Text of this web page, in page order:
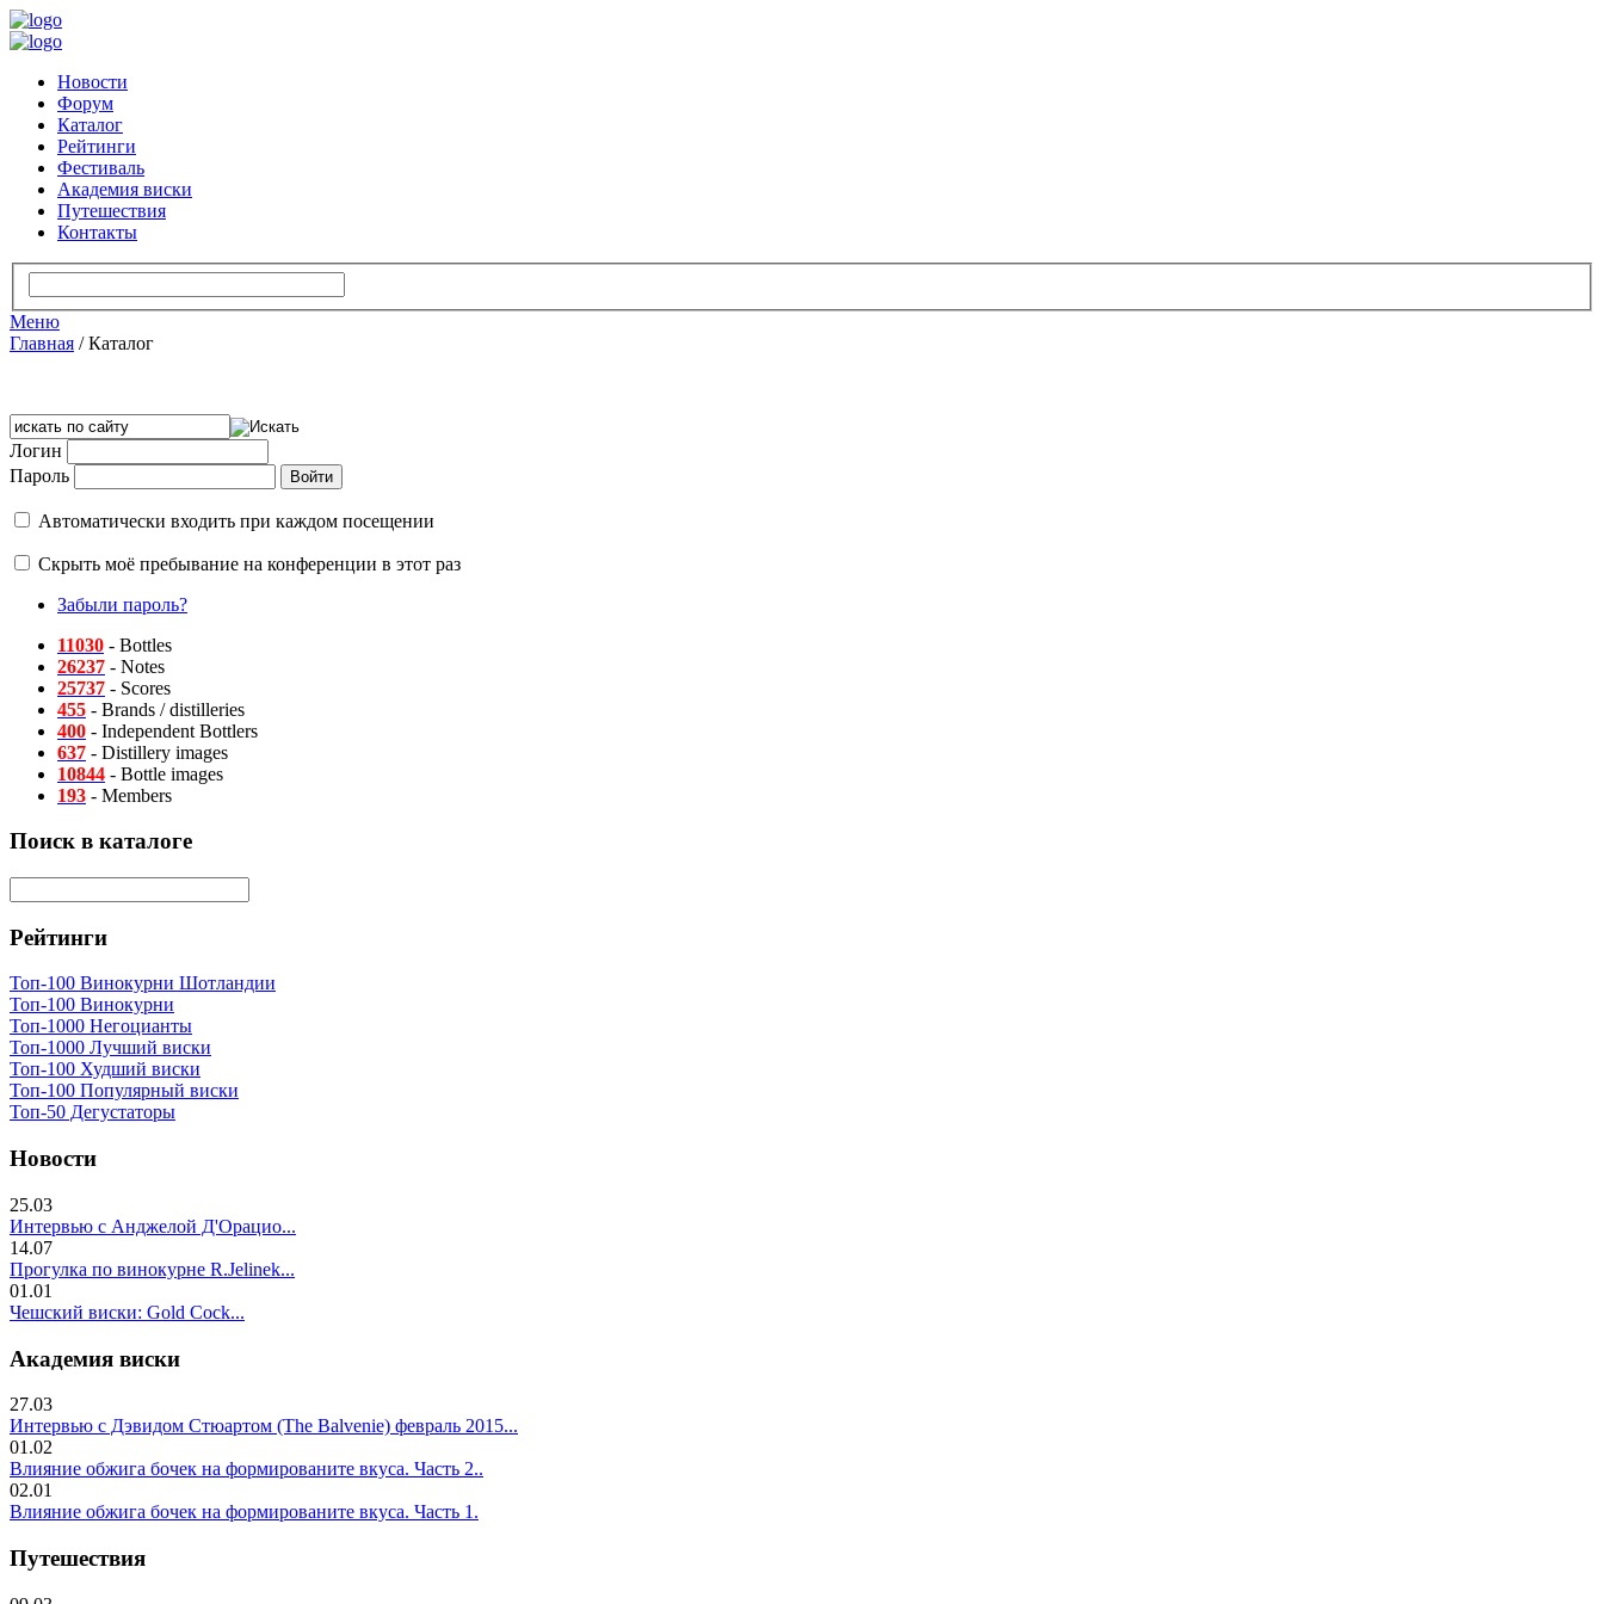
Новости
Форум
Каталог
Рейтинги
Фестиваль
Академия виски
Путешествия
Контакты
Меню
Главная /Каталог
Логин
Пароль
Автоматически входить при каждом посещении
Скрыть моё пребывание на конференции в этот раз
Забыли пароль?
11030 - Bottles
26237 - Notes
25737 - Scores
455 - Brands / distilleries
400 - Independent Bottlers
637 - Distillery images
10844 - Bottle images
193 - Members
Поиск в каталоге
Рейтинги
Топ-100 Винокурни Шотландии
Топ-100 Винокурни
Топ-1000 Негоцианты
Топ-1000 Лучший виски
Топ-100 Худший виски
Топ-100 Популярный виски
Топ-50 Дегустаторы
Новости
25.03
Интервью с Анджелой Д'Орацио...
14.07
Прогулка по винокурне R.Jelinek...
01.01
Чешский виски: Gold Cock...
Академия виски
27.03
Интервью с Дэвидом Стюартом (The Balvenie) февраль 2015...
01.02
Влияние обжига бочек на формированите вкуса. Часть 2..
02.01
Влияние обжига бочек на формированите вкуса. Часть 1.
Путешествия